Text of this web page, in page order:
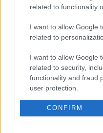
related to functionality
I want to allow Google
related to
I want to allow Google
related to security,
functionality and fraud
user protection.
CONFIRM
jelentettek meg. A